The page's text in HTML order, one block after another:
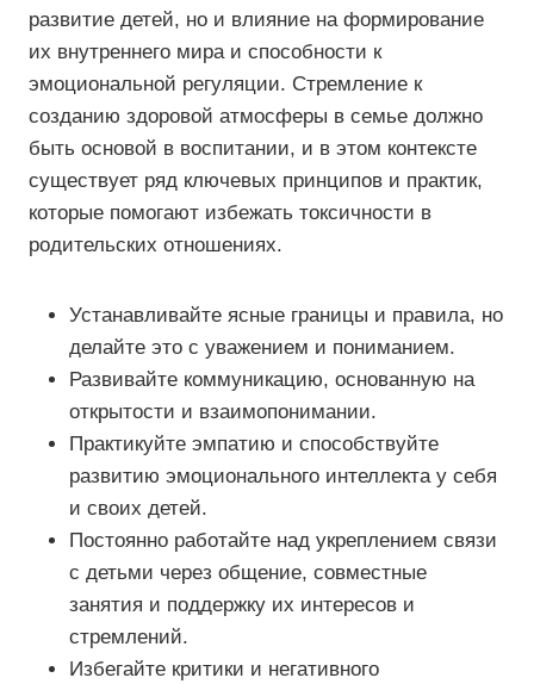
развитие детей, но и влияние на формирование
их внутреннего мира и способности к
эмоциональной регуляции. Стремление к
созданию здоровой атмосферы в семье должно
быть основой в воспитании, и в этом контексте
существует ряд ключевых принципов и практик,
которые помогают избежать токсичности в
родительских отношениях.
Устанавливайте ясные границы и правила, но
делайте это с уважением и пониманием.
Развивайте коммуникацию, основанную на
открытости и взаимопонимании.
Практикуйте эмпатию и способствуйте
развитию эмоционального интеллекта у себя
и своих детей.
Постоянно работайте над укреплением связи
с детьми через общение, совместные
занятия и поддержку их интересов и
стремлений.
Избегайте критики и негативного